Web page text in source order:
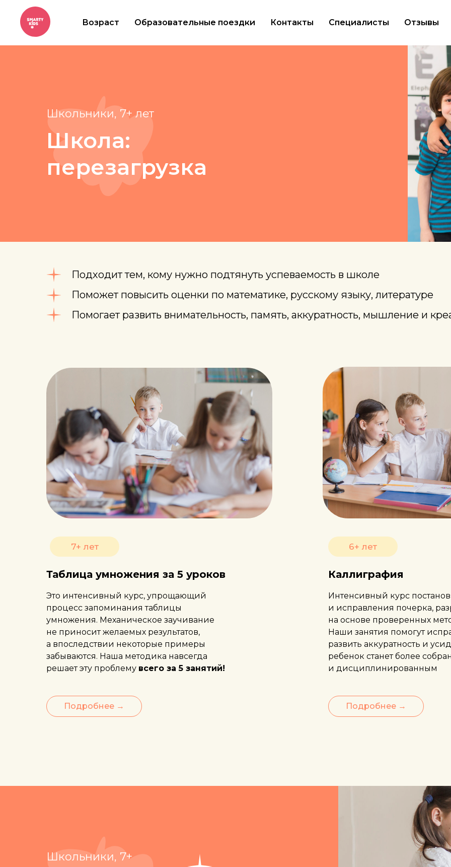
Возраст Образовательные поездки Контакты Специалисты Отзывы
Школьники, 7+ лет
Школа:
перезагрузка
Подходит тем, кому нужно подтянуть успеваемость в школе
Поможет повысить оценки по математике, русскому языку, литературе
Помогает развить внимательность, память, аккуратность, мышление и
7+ лет
Таблица умножения за 5 уроков
Это интенсивный курс, упрощающий
процесс запоминания таблицы
умножения. Механическое заучивание
не приносит желаемых результатов,
а впоследствии некоторые примеры
забываются. Наша методика навсегда
решает эту проблему всего за 5 занятий!
Каллиграфия
Интенсивный курс
и исправления почерка,
на основе проверенных
Наши занятия помогут
развить аккуратность и
ребенок станет более
и дисциплинированным
Подробнее →
6+ лет
Подробнее →
Школьники, 7+